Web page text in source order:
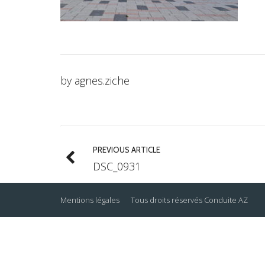
by agnes.ziche
PREVIOUS ARTICLE
DSC_0931
Mentions légales Tous droits réservés Conduite AZ